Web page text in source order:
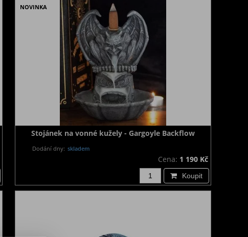
NOVINKA
Stojánek na vonné kužely - Gargoyle Backflow
Dodání dny: skladem
Cena: 1 190 Kč
Koupit